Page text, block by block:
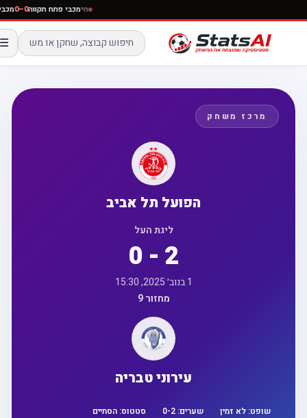
חימכבי פתח תקווה0–0
☰
מרכז משחק
הפועל תל אביב
ליגת העל
0 - 2
מחזור 9
עירוני טבריה
שופט:לא זמין שערים: 0 -2 סטטוס:הסתיים